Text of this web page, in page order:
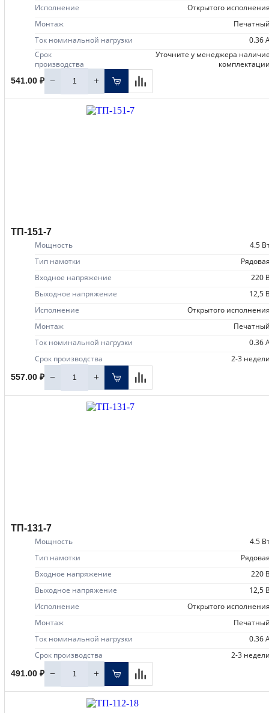
Исполнение
открытого
Монтаж
Ток номинальной нагрузки
0.36
Срок
производства
уточните у менеджера наличие
541.00 ₽ − +
ТП-151-7
Мощность
4.5
Тип намотки
Входное напряжение
220
Выходное напряжение
12,5
Исполнение
открытого
Монтаж
Ток номинальной нагрузки
0.36
Срок производства
2-3
557.00 ₽ − +
ТП-131-7
Мощность
4.5
Тип намотки
Входное напряжение
220
Выходное напряжение
12,5
Исполнение
открытого
Монтаж
Ток номинальной нагрузки
0.36
Срок производства
2-3
491.00 ₽ − +